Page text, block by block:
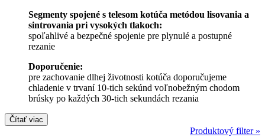
Segmenty spojené s telesom kotúča metódou lisovania a
sintrovania pri vysokých tlakoch:
spoľahlivé a bezpečné spojenie pre plynulé a postupné
rezanie
Doporučenie:
pre zachovanie dlhej životnosti kotúča doporučujeme
chladenie v trvaní 10-tich sekúnd voľnobežným chodom
brúsky po každých 30-tich sekundách rezania
Čítať viac
Produktový filter »